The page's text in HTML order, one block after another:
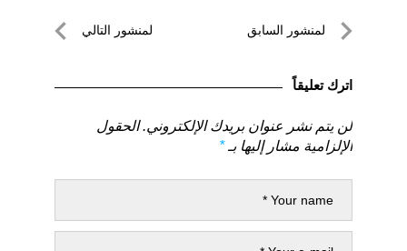
تصفّحلمنشور السابق
السابق
لمنشور التالي
اترك تعليقاً
لن يتم نشر عنوان بريدك الإلكتروني. الحقول
الإلزامية مشار إليها بـ*